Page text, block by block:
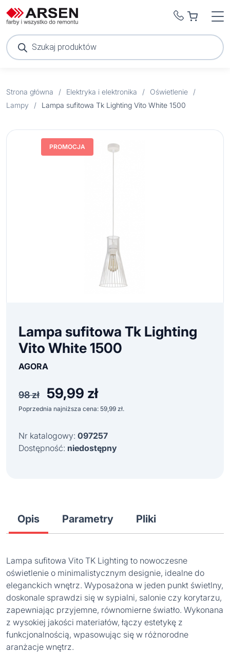
Wyszukiwarka
produktów
Strona główna / Elektryka i elektronika / Oświetlenie
/
Lampy
/ Lampa sufitowa Tk Lighting Vito White 1500
PROMOCJA
Lampa sufitowa Tk Lighting
Vito White 1500
AGORA
98zł
Pierwotna
cena
wynosiła:
59,99 złAktualna
wynosi:
Poprzednia najniższa cena: 59,99 zł.
Nr katalogowy: 097257
Dostępność: niedostępny
Opis Parametry Pliki
Lampa sufitowa Vito TK Lighting to nowoczesne
oświetlenie o minimalistycznym designie, idealne do
eleganckich wnętrz. Wyposażona w jeden punkt świetlny,
doskonale sprawdzi się w sypialni, salonie czy korytarzu,
zapewniając przyjemne, równomierne światło. Wykonana
z wysokiej jakości materiałów, łączy estetykę z
funkcjonalnością, wpasowując się w różnorodne
aranżacje wnętrz.